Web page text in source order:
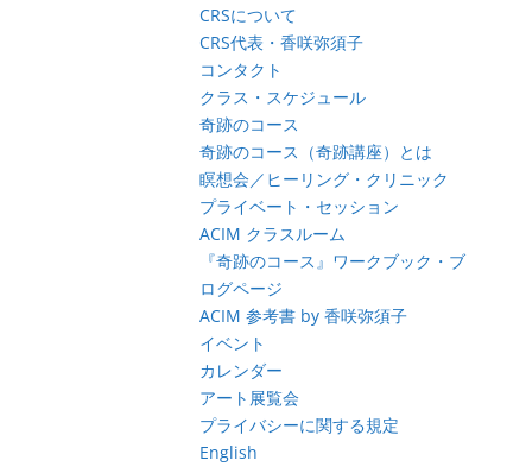
CRSについて
CRS代表・香咲弥須子
コンタクト
クラス・スケジュール
奇跡のコース
奇跡のコース（奇跡講座）とは
瞑想会／ヒーリング・クリニック
プライベート・セッション
ACIM クラスルーム
『奇跡のコース』ワークブック・ブ
ログページ
ACIM 参考書 by 香咲弥須子
イベント
カレンダー
アート展覧会
プライバシーに関する規定
English